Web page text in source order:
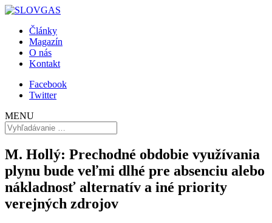
Články
Magazín
O nás
Kontakt
Facebook
Twitter
MENU
M. Hollý: Prechodné obdobie využívania
plynu bude veľmi dlhé pre absenciu alebo
nákladnosť alternatív a iné priority
verejných zdrojov